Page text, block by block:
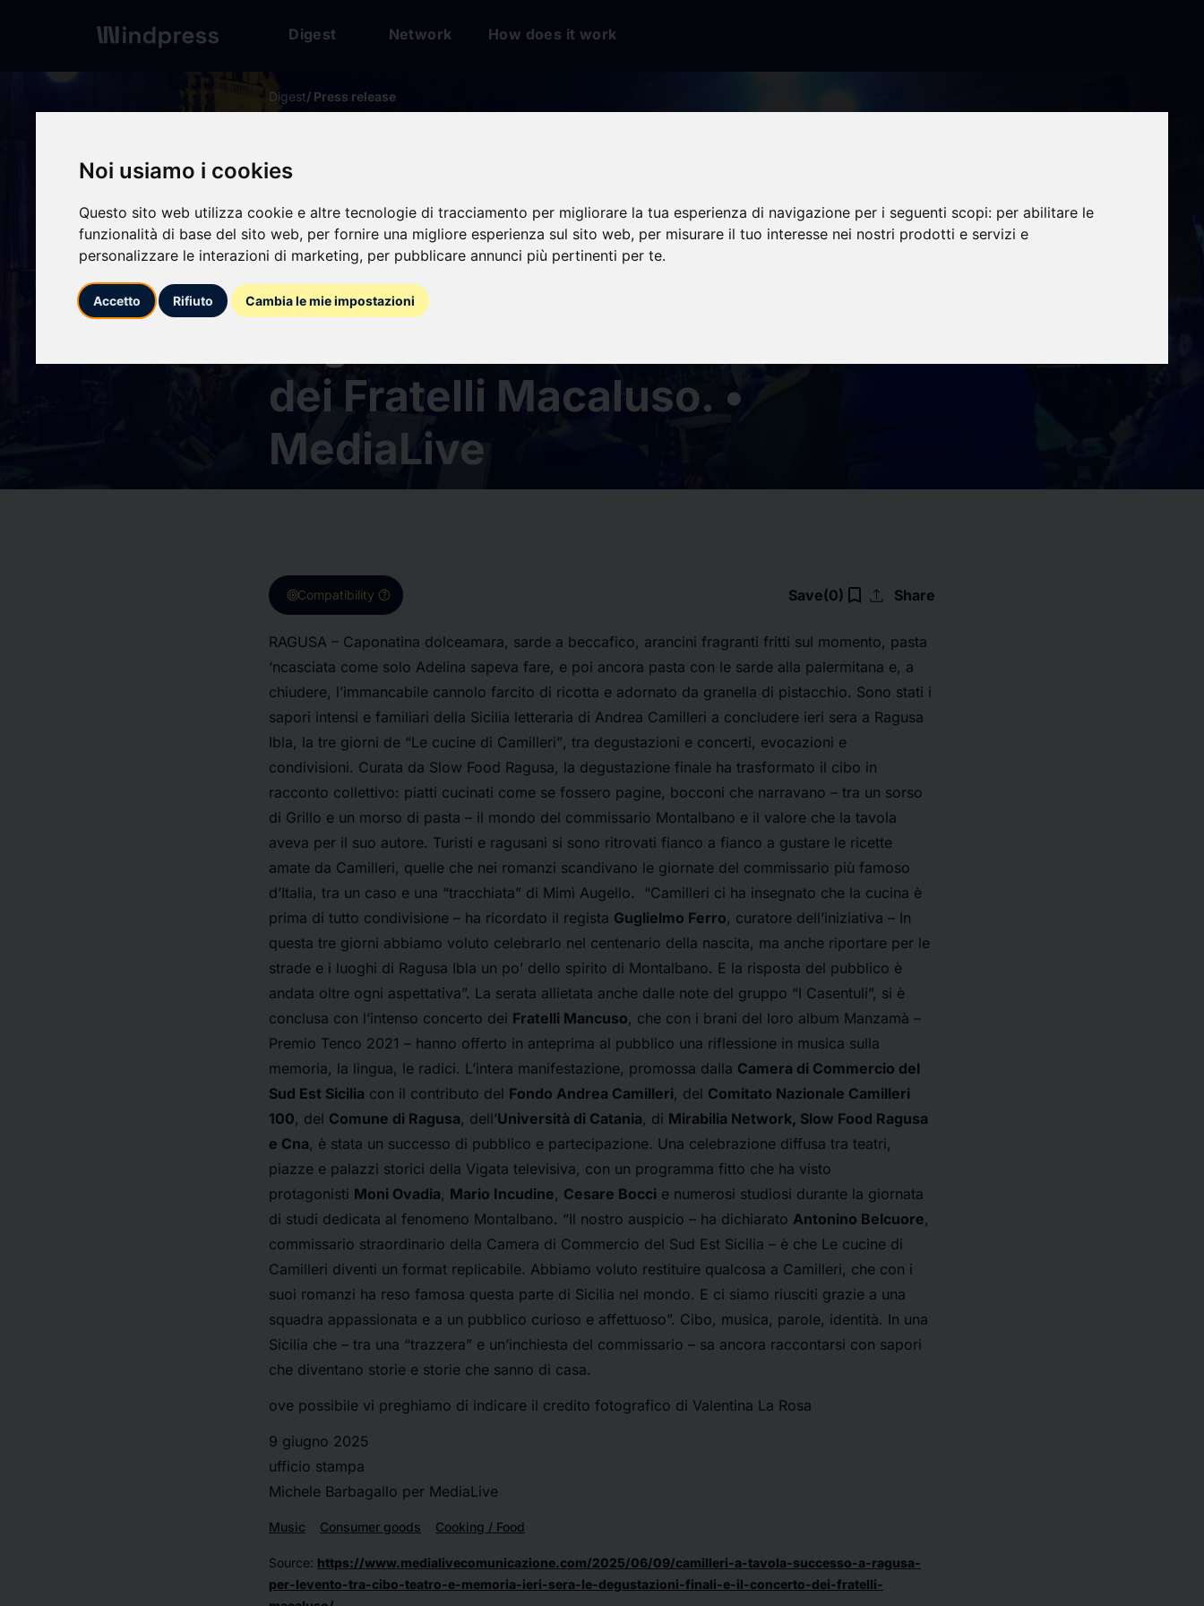
Noi usiamo i cookies
Questo sito web utilizza cookie e altre tecnologie di tracciamento per migliorare la tua esperienza di navigazione per i seguenti scopi: per abilitare le
funzionalità di base del sito web, per fornire una migliore esperienza sul sito web, per misurare il tuo interesse nei nostri prodotti e servizi e
personalizzare le interazioni di marketing, per pubblicare annunci più pertinenti per te.
Accetto Rifiuto Cambia le mie impostazioni
Digest Network How does it work
Digest/ Press release
Camilleri a tavola: successo a
Ragusa per l’evento tra cibo,
teatro e memoria. Ieri sera le
dei Fratelli Macaluso. •
MediaLive
targetCompatibility help Save(0) bookmark_border upload Share
RAGUSA – Caponatina dolceamara, sarde a beccafico, arancini fragranti fritti sul momento, pasta
‘ncasciata come solo Adelina sapeva fare, e poi ancora pasta con le sarde alla palermitana e, a
chiudere, l’immancabile cannolo farcito di ricotta e adornato da granella di pistacchio. Sono stati i
sapori intensi e familiari della Sicilia letteraria di Andrea Camilleri a concludere ieri sera a Ragusa
Ibla, la tre giorni de “Le cucine di Camilleri”, tra degustazioni e concerti, evocazioni e
condivisioni. Curata da Slow Food Ragusa, la degustazione finale ha trasformato il cibo in
racconto collettivo: piatti cucinati come se fossero pagine, bocconi che narravano – tra un sorso
di Grillo e un morso di pasta – il mondo del commissario Montalbano e il valore che la tavola
aveva per il suo autore. Turisti e ragusani si sono ritrovati fianco a fianco a gustare le ricette
amate da Camilleri, quelle che nei romanzi scandivano le giornate del commissario più famoso
d’Italia, tra un caso e una “tracchiata” di Mimì Augello. “Camilleri ci ha insegnato che la cucina è
prima di tutto condivisione – ha ricordato il regista Guglielmo Ferro, curatore dell’iniziativa – In
questa tre giorni abbiamo voluto celebrarlo nel centenario della nascita, ma anche riportare per le
strade e i luoghi di Ragusa Ibla un po’ dello spirito di Montalbano. E la risposta del pubblico è
andata oltre ogni aspettativa”. La serata allietata anche dalle note del gruppo “I Casentuli”, si è
conclusa con l’intenso concerto dei Fratelli Mancuso, che con i brani del loro album Manzamà –
Premio Tenco 2021 – hanno offerto in anteprima al pubblico una riflessione in musica sulla
memoria, la lingua, le radici. L’intera manifestazione, promossa dalla Camera di Commercio del
Sud Est Sicilia con il contributo del Fondo Andrea Camilleri, del Comitato Nazionale Camilleri
100, del Comune di Ragusa, dell’Università di Catania, di Mirabilia Network, Slow Food Ragusa
e Cna, è stata un successo di pubblico e partecipazione. Una celebrazione diffusa tra teatri,
piazze e palazzi storici della Vigata televisiva, con un programma fitto che ha visto
protagonisti Moni Ovadia, Mario Incudine, Cesare Bocci e numerosi studiosi durante la giornata
di studi dedicata al fenomeno Montalbano. “Il nostro auspicio – ha dichiarato Antonino Belcuore,
commissario straordinario della Camera di Commercio del Sud Est Sicilia – è che Le cucine di
Camilleri diventi un format replicabile. Abbiamo voluto restituire qualcosa a Camilleri, che con i
suoi romanzi ha reso famosa questa parte di Sicilia nel mondo. E ci siamo riusciti grazie a una
squadra appassionata e a un pubblico curioso e affettuoso”. Cibo, musica, parole, identità. In una
Sicilia che – tra una “trazzera” e un’inchiesta del commissario – sa ancora raccontarsi con sapori
che diventano storie e storie che sanno di casa.
ove possibile vi preghiamo di indicare il credito fotografico di Valentina La Rosa
9 giugno 2025
ufficio stampa
Michele Barbagallo per MediaLive
Music Consumer goods Cooking / Food
Source: https://www.medialivecomunicazione.com/2025/06/09/camilleri-a-tavola-successo-a-ragusa-
per-levento-tra-cibo-teatro-e-memoria-ieri-sera-le-degustazioni-finali-e-il-concerto-dei-fratelli-